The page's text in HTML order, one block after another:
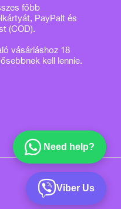
főbb
PayPalt és
(COD).
vásárláshoz 18
kell lennie.
Viber Us
Need help?